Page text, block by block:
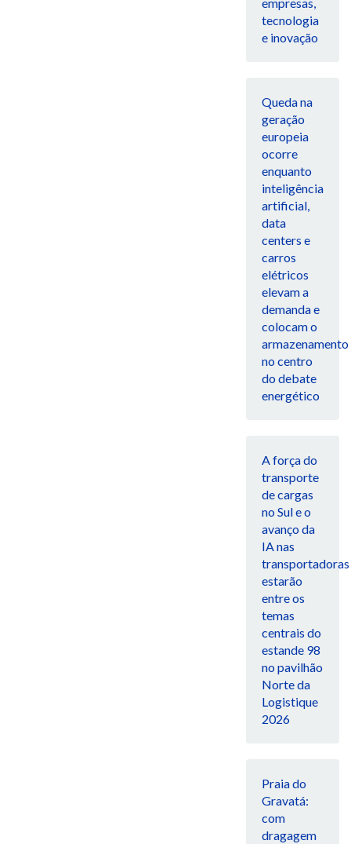
tecnologia
e inovação
Queda na
geração
europeia
ocorre
enquanto
inteligência
artificial,
data
centers e
carros
elétricos
elevam a
demanda e
colocam o
armazenamento
no centro
do debate
energético
A força do
transporte
de cargas
no Sul e o
avanço da
IA nas
transportadoras
estarão
entre os
temas
centrais do
estande 98
no pavilhão
Norte da
Logistique
2026
Praia do
Gravatá:
com
dragagem